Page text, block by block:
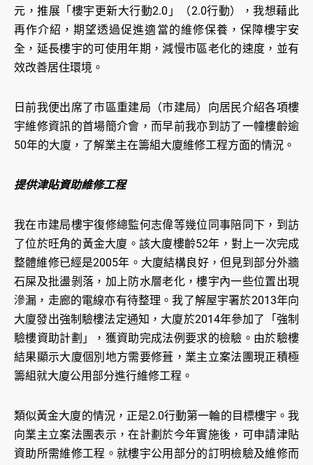
元，推展「樓宇更新大行動2.0」（2.0行動），我想藉此
再作介紹，期望透過促進適當的維修保養，保障樓宇安
全，延長樓宇的可使用年期，減慢市區老化的速度，並有
效改善居住環境。
日前我便出席了市區重建局（市建局）向居民介紹各項樓
宇維修資訊的首場簡介會，而早前我亦到訪了一幢樓齡逾
50年的大廈，了解業主在籌組大廈維修工程方面的情況。
提供津貼資助維修工程
我在市建局樓宇復修總監何志偉等幾位同事陪同下，到訪
了位於旺角的黃金大廈。該大廈樓齡52年，對上一次完成
整體維修已經是2005年。大廈結構良好，但見到部分外牆
石屎及批盪剝落，加上防水層老化，樓宇內一些位置出現
滲漏，走廊的電線亦有待整理。我了解屋宇署於2013年向
大廈發出強制驗樓法定通知，大廈於2014年參加了「強制
驗樓資助計劃」，獲資助完成法例要求的檢驗。由於驗樓
結果顯示大廈個別地方需要修葺，業主立案法團現正積極
籌組就大廈公用部分進行維修工程。
類似黃金大廈的情況，正是2.0行動第一輪的目標樓宇。我
向業主立案法團表示，在計劃於今年實施後，可申請津貼
資助所需維修工程。就樓宇公用部分的訂明檢驗及維修而